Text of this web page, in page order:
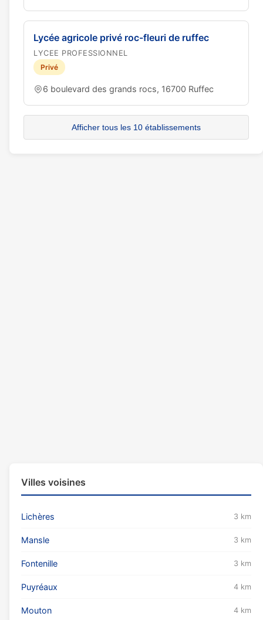
Lycée agricole privé roc-fleuri de ruffec
LYCEE PROFESSIONNEL
Privé
6 boulevard des grands rocs, 16700 Ruffec
Afficher tous les 10 établissements
Villes voisines
Lichères 3 km
Mansle 3 km
Fontenille 3 km
Puyréaux 4 km
Mouton 4 km